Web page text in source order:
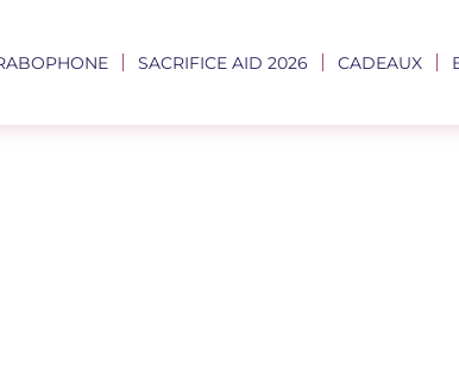
SACRIFICE AID 2026 CADEAUX